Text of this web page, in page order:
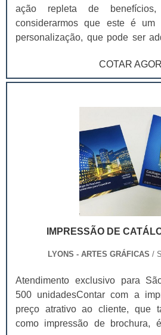
ação repleta de benefícios,
considerarmos que este é um
personalização, que pode ser
se adequar a diferentes
produtos mais comuns, é possível
diversas gramaturas : 250 g , 300
COTAR
IMPRESSÃO DE
LYONS - ARTES GRÁFICAS /
Atendimento exclusivo para
500 unidadesContar com a
preço atrativo ao cliente, que
como impressão de brochura,